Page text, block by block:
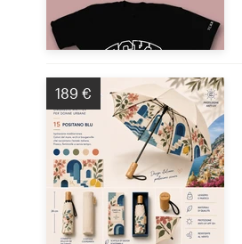
189 €